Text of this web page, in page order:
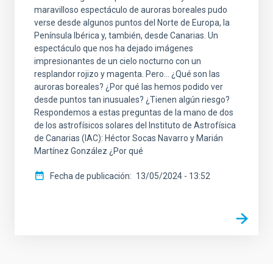
maravilloso espectáculo de auroras boreales pudo
verse desde algunos puntos del Norte de Europa, la
Península Ibérica y, también, desde Canarias. Un
espectáculo que nos ha dejado imágenes
impresionantes de un cielo nocturno con un
resplandor rojizo y magenta. Pero… ¿Qué son las
auroras boreales? ¿Por qué las hemos podido ver
desde puntos tan inusuales? ¿Tienen algún riesgo?
Respondemos a estas preguntas de la mano de dos
de los astrofísicos solares del Instituto de Astrofísica
de Canarias (IAC): Héctor Socas Navarro y Marián
Martínez González ¿Por qué
Fecha de publicación 13/05/2024 - 13:52